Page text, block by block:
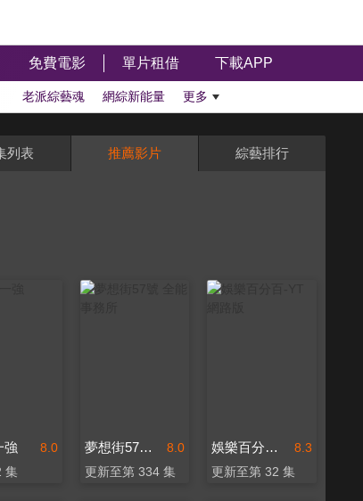
免費電影 單片租借 下載APP
老派綜藝魂 網綜新能量 更多
列表 推薦影片 綜藝排行
8.0
強
集
8.0
夢想街57號 全能事務所
更新至第 334 集
8.3
娛樂百分百-YT網路版
更新至第 32 集